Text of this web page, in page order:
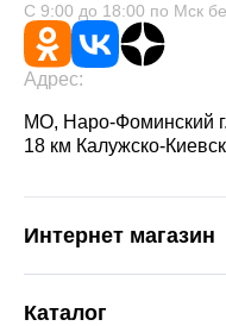
С 9:00 до 18:00 по Мск
Адрес:
МО, Наро-Фоминский
18 км Калужско-
Интернет магазин
Каталог